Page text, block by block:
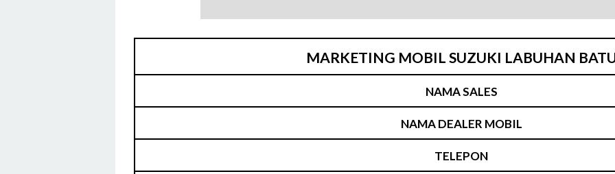
MARKETING MOBIL SUZUKI LABUHAN
NAMA SALES
NAMA DEALER MOBIL
TELEPON